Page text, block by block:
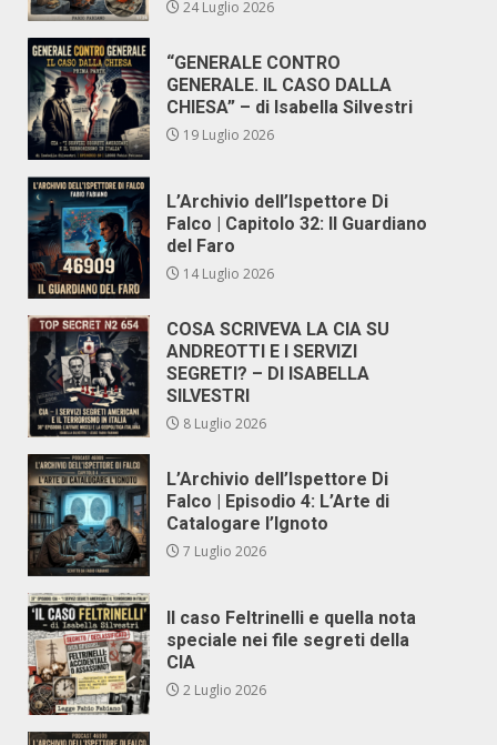
24 Luglio 2026
“GENERALE CONTRO
GENERALE. IL CASO DALLA
CHIESA” – di Isabella Silvestri
19 Luglio 2026
L’Archivio dell’Ispettore Di
Falco | Capitolo 32: Il Guardiano
del Faro
14 Luglio 2026
COSA SCRIVEVA LA CIA SU
ANDREOTTI E I SERVIZI
SEGRETI? – DI ISABELLA
SILVESTRI
8 Luglio 2026
L’Archivio dell’Ispettore Di
Falco | Episodio 4: L’Arte di
Catalogare l’Ignoto
7 Luglio 2026
Il caso Feltrinelli e quella nota
speciale nei file segreti della
CIA
2 Luglio 2026